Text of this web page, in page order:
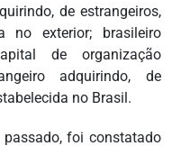
de estrangeiros,
no exterior; brasileiro
de organização
adquirindo, de
no Brasil.
passado, foi constatado